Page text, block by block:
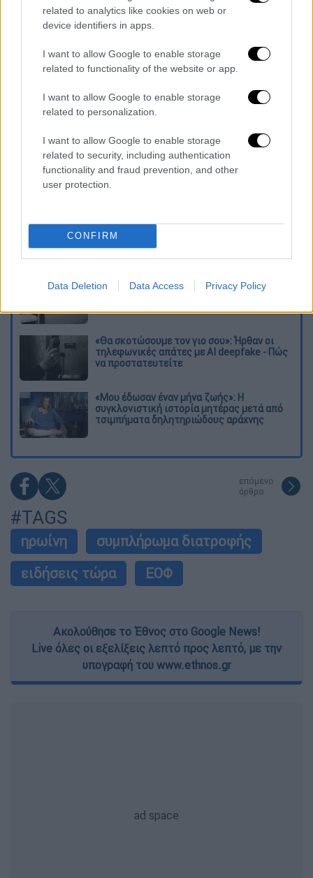
related to analytics like cookies on web or
device identifiers in apps.
I want to allow Google to enable storage
related to functionality of the website or app.
I want to allow Google to enable storage
related to personalization.
I want to allow Google to enable storage
related to security, including authentication
functionality and fraud prevention, and other
user protection.
CONFIRM
Data Deletion Data Access Privacy Policy
Πυροβολισμοί σε άγρια καταδίωξη -
Αναφορές για τραυματίες
στην απαγόρευση πώλησης ΙΧ με βενζίνη
και diesel
Άγιος Βαλεντίνος: Οι 5 καλύτερες anti-
Valentine's ταινίες που μπορείτε να
Φυσικό αέριο: Σύγκλιση των τιμών TTF
και LNG - Τι δείχνουν στοιχεία της ACER
«Δεν υπήρξε τεχνικό πρόβλημα»: Τι
κατέθεσαν οι δύο τραυματίες από τη
σύγκρουση των ελικοπτέρων στη Ψάθα
Μακελειό στη Βόρεια Καρολίνα ύστερα από
πυροβολισμούς: Νεκροί και τραυματίες
«Θα σκοτώσουμε τον γιο σου»: Ήρθαν οι
τηλεφωνικές απάτες με AI deepfake - Πώς
να προστατευτείτε
«Μου έδωσαν έναν μήνα ζωής»: Η
συγκλονιστική ιστορία μητέρας μετά από
τσιμπήματα δηλητηριώδους αράχνης
επόμενο
άρθρο
#TAGS
ηρωίνη
συμπλήρωμα διατροφής
ειδήσεις τώρα
ΕΟΦ
Ακολούθησε το Έθνος στο Google News!
Live όλες οι εξελίξεις λεπτό προς λεπτό, με την
υπογραφή του www.ethnos.gr